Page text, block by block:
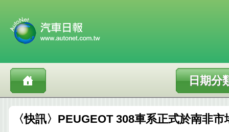
日期分
〈快訊〉PEUGEOT 308車系正式於南非市